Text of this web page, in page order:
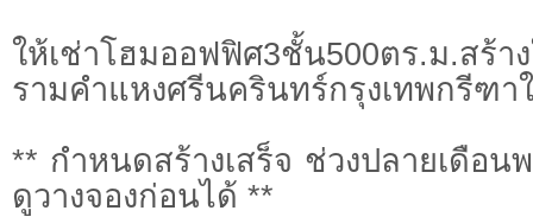
ให้เช่าโฮมออฟฟิศ3ชั้น500ตร.ม.สร้า
รามคำแหงศรีนครินทร์กรุงเทพกรีฑา
** กำหนดสร้างเสร็จ ช่วงปลายเดือ
ดูวางจองก่อนได้ **